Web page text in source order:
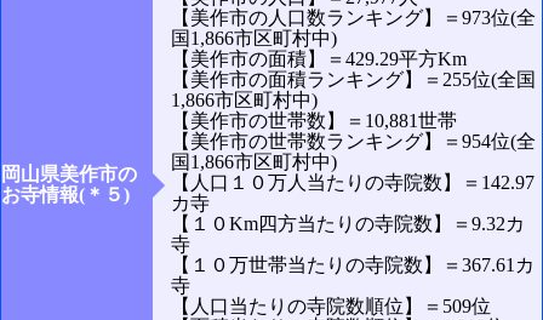
岡山県美作市の
お寺情報(＊５)
【美作市の人口数ランキング】＝973位(全
国1,866市区町村中)
【美作市の面積】＝429.29平方Km
【美作市の面積ランキング】＝255位(全国
1,866市区町村中)
【美作市の世帯数】＝10,881世帯
【美作市の世帯数ランキング】＝954位(全
国1,866市区町村中)
【人口１０万人当たりの寺院数】＝142.97
カ寺
【１０Km四方当たりの寺院数】＝9.32カ
寺
【１０万世帯当たりの寺院数】＝367.61カ
寺
【人口当たりの寺院数順位】＝509位